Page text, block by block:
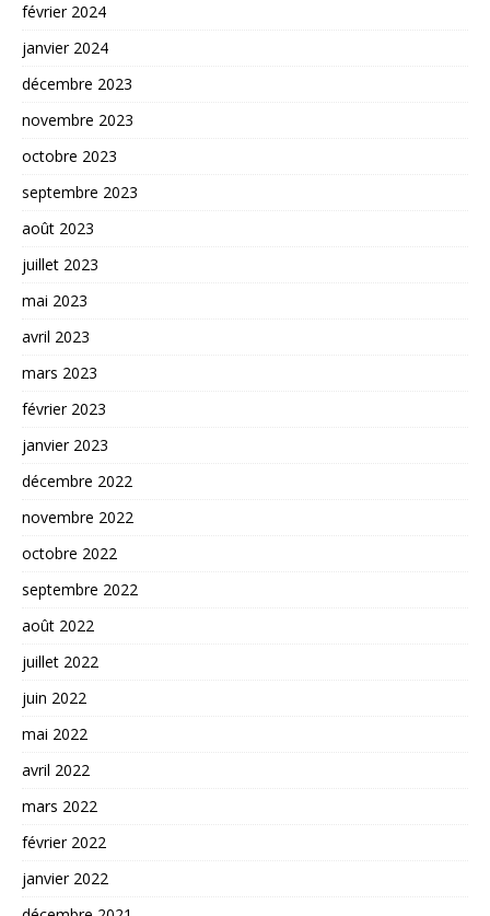
février 2024
janvier 2024
décembre 2023
novembre 2023
octobre 2023
septembre 2023
août 2023
juillet 2023
mai 2023
avril 2023
mars 2023
février 2023
janvier 2023
décembre 2022
novembre 2022
octobre 2022
septembre 2022
août 2022
juillet 2022
juin 2022
mai 2022
avril 2022
mars 2022
février 2022
janvier 2022